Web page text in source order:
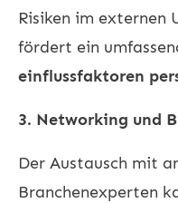
Risiken im externen
fördert ein
einflussfaktoren
3. Networking und
Der Austausch mit
Branchenexperten